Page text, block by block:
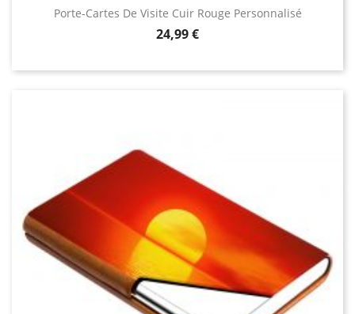
Porte-Cartes De Visite Cuir Rouge Personnalisé
Prix
24,99 €